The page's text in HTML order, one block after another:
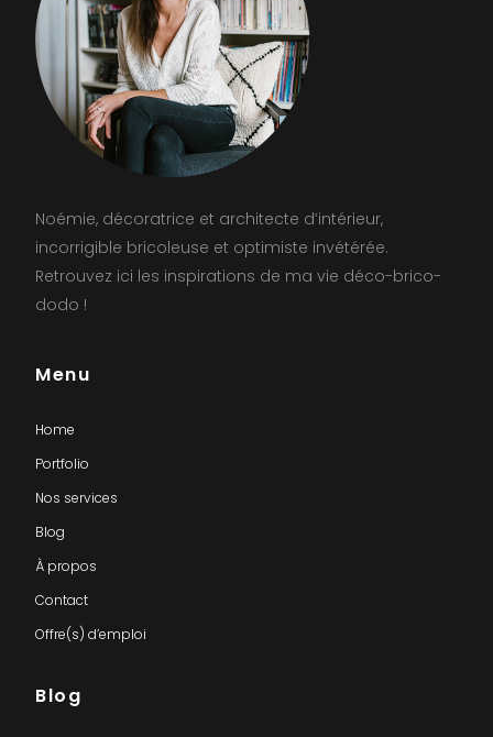
Noémie, décoratrice et architecte d’intérieur,
incorrigible bricoleuse et optimiste invétérée.
Retrouvez ici les inspirations de ma vie déco-brico-
dodo !
Menu
Home
Portfolio
Nos services
Blog
À propos
Contact
Offre(s) d’emploi
Blog